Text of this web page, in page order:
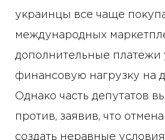
украинцы все чаще
международных
дополнительные платежи
финансовую нагрузку на
Однако часть депутатов
против, заявив, что
создать неравные